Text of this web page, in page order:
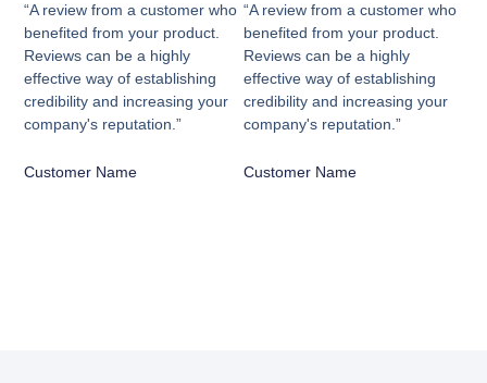
“A review from a customer who
benefited from your product.
Reviews can be a highly
effective way of establishing
credibility and increasing your
company's reputation.”
Customer Name
“A review from a customer who
benefited from your product.
Reviews can be a highly
effective way of establishing
credibility and increasing your
company's reputation.”
Customer Name